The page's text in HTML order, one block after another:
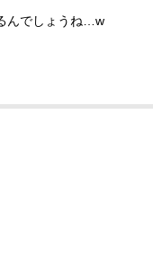
んでしょうね…w